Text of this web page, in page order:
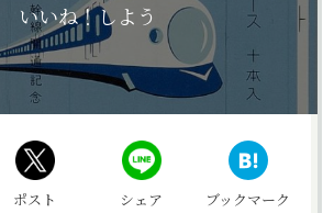
いいね！しよう
ポスト シェア ブックマーク